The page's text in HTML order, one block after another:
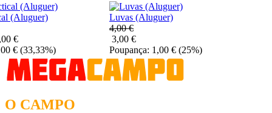
(Aluguer)
€
€ (33,33%)
Luvas (Aluguer)
4,00 €
3,00 €
Poupança: 1,00 € (25%)
O CAMPO